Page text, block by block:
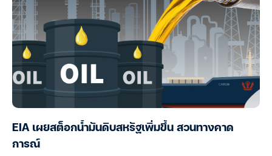
EIA เผยสต็อกน้ำมันดิบสหรัฐเพิ่มขึ้น สวนทางคาด
การณ์